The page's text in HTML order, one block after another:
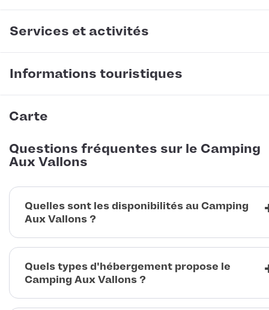
Services et activités
Informations touristiques
Carte
Questions fréquentes sur le Camping
Aux Vallons
Quelles sont les disponibilités au Camping
Aux Vallons ?
Quels types d'hébergement propose le
Camping Aux Vallons ?